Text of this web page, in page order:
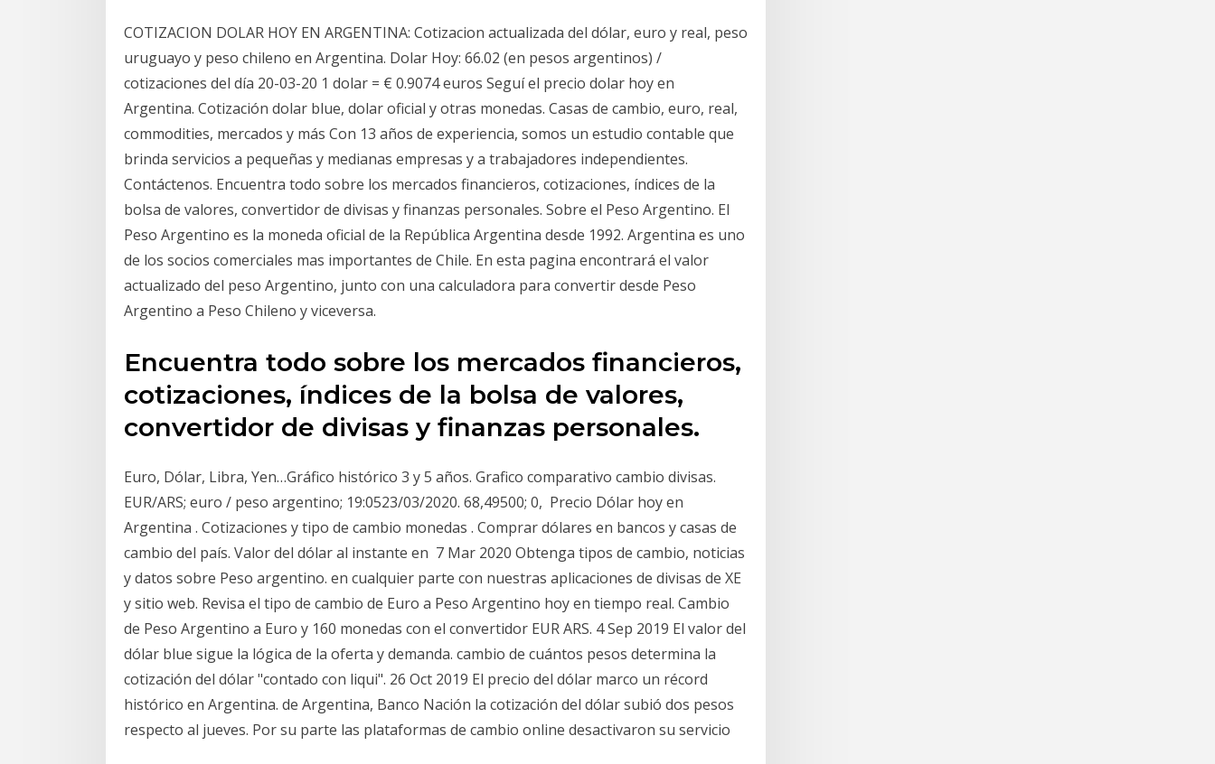
COTIZACION DOLAR HOY EN ARGENTINA: Cotizacion actualizada del dólar, euro y real, peso
uruguayo y peso chileno en Argentina. Dolar Hoy: 66.02 (en pesos argentinos) /
cotizaciones del día 20-03-20 1 dolar = € 0.9074 euros Seguí el precio dolar hoy en
Argentina. Cotización dolar blue, dolar oficial y otras monedas. Casas de cambio, euro, real,
commodities, mercados y más Con 13 años de experiencia, somos un estudio contable que
brinda servicios a pequeñas y medianas empresas y a trabajadores independientes.
Contáctenos. Encuentra todo sobre los mercados financieros, cotizaciones, índices de la
bolsa de valores, convertidor de divisas y finanzas personales. Sobre el Peso Argentino. El
Peso Argentino es la moneda oficial de la República Argentina desde 1992. Argentina es uno
de los socios comerciales mas importantes de Chile. En esta pagina encontrará el valor
actualizado del peso Argentino, junto con una calculadora para convertir desde Peso
Argentino a Peso Chileno y viceversa.
Encuentra todo sobre los mercados financieros,
cotizaciones, índices de la bolsa de valores,
convertidor de divisas y finanzas personales.
Euro, Dólar, Libra, Yen…Gráfico histórico 3 y 5 años. Grafico comparativo cambio divisas.
EUR/ARS; euro / peso argentino; 19:0523/03/2020. 68,49500; 0, Precio Dólar hoy en
Argentina . Cotizaciones y tipo de cambio monedas . Comprar dólares en bancos y casas de
cambio del país. Valor del dólar al instante en 7 Mar 2020 Obtenga tipos de cambio, noticias
y datos sobre Peso argentino. en cualquier parte con nuestras aplicaciones de divisas de XE
y sitio web. Revisa el tipo de cambio de Euro a Peso Argentino hoy en tiempo real. Cambio
de Peso Argentino a Euro y 160 monedas con el convertidor EUR ARS. 4 Sep 2019 El valor del
dólar blue sigue la lógica de la oferta y demanda. cambio de cuántos pesos determina la
cotización del dólar "contado con liqui". 26 Oct 2019 El precio del dólar marco un récord
histórico en Argentina. de Argentina, Banco Nación la cotización del dólar subió dos pesos
respecto al jueves. Por su parte las plataformas de cambio online desactivaron su servicio